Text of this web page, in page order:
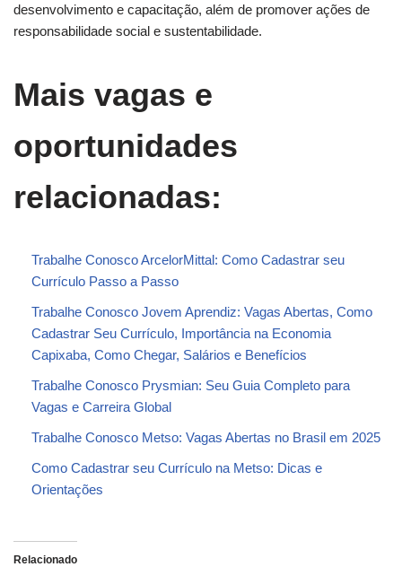
desenvolvimento e capacitação, além de promover ações de
responsabilidade social e sustentabilidade.
Mais vagas e
oportunidades
relacionadas:
Trabalhe Conosco ArcelorMittal: Como Cadastrar seu
Currículo Passo a Passo
Trabalhe Conosco Jovem Aprendiz: Vagas Abertas, Como
Cadastrar Seu Currículo, Importância na Economia
Capixaba, Como Chegar, Salários e Benefícios
Trabalhe Conosco Prysmian: Seu Guia Completo para
Vagas e Carreira Global
Trabalhe Conosco Metso: Vagas Abertas no Brasil em 2025
Como Cadastrar seu Currículo na Metso: Dicas e
Orientações
Relacionado